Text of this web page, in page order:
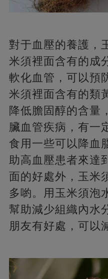
對于血壓的養護，
米須裡面含有的成
軟化血管，可以預
米須裡面含有的類
降低膽固醇的含量
臟血管疾病，有一
食用一些可以降血
助高血壓患者來達
面的好處外，玉米
多喲。用玉米須泡
幫助減少組織內水
朋友有好處，可以